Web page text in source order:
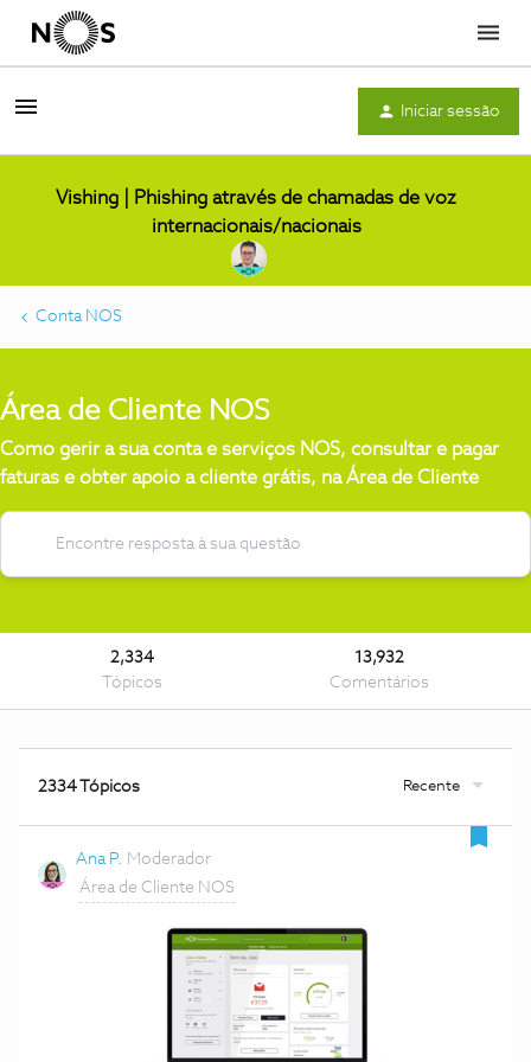
Menu
Iniciar sessão
Vishing | Phishing através de chamadas de voz
internacionais/nacionais
Conta NOS
Área de Cliente NOS
Como gerir a sua conta e serviços NOS, consultar e pagar
faturas e obter apoio a cliente grátis, na Área de Cliente
2,334
Tópicos
13,932
Comentários
2334 Tópicos Recente
Ana P. Moderador
Área de Cliente NOS